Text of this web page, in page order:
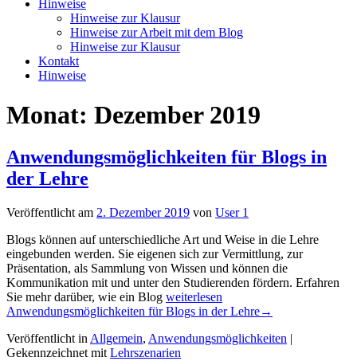
Hinweise
Hinweise zur Klausur
Hinweise zur Arbeit mit dem Blog
Hinweise zur Klausur
Kontakt
Hinweise
Monat: Dezember 2019
Anwendungsmöglichkeiten für Blogs in
der Lehre
Veröffentlicht am 2. Dezember 2019 von User 1
Blogs können auf unterschiedliche Art und Weise in die Lehre
eingebunden werden. Sie eigenen sich zur Vermittlung, zur
Präsentation, als Sammlung von Wissen und können die
Kommunikation mit und unter den Studierenden fördern. Erfahren
Sie mehr darüber, wie ein Blog weiterlesen
Anwendungsmöglichkeiten für Blogs in der Lehre→
Veröffentlicht in Allgemein, Anwendungsmöglichkeiten |
Gekennzeichnet mit Lehrszenarien